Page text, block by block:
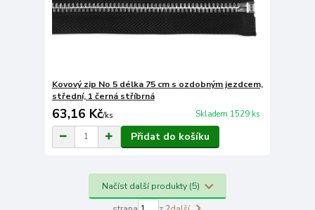
Kovový zip No 5 délka 75 cm s ozdobným jezdcem,
střední, 1 černá stříbrná
63,16 Kč/ks Skladem 1529 ks
Přidat do košíku
Načíst další produkty (5)